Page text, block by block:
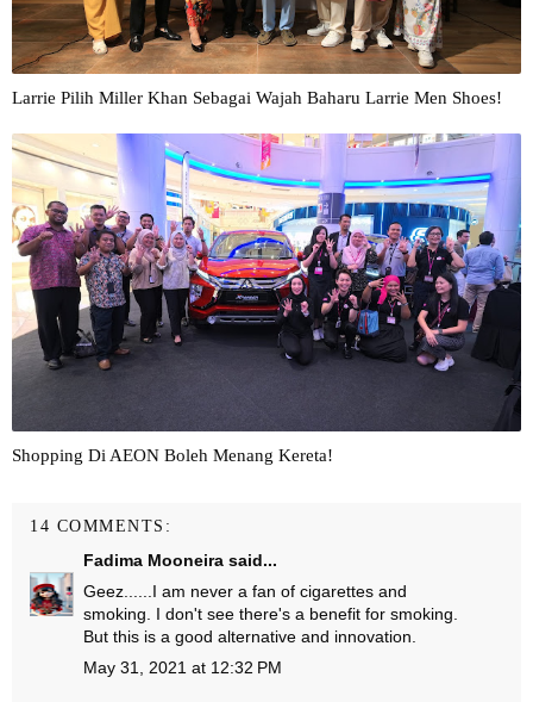
Larrie Pilih Miller Khan Sebagai Wajah Baharu Larrie Men Shoes!
Shopping Di AEON Boleh Menang Kereta!
14 COMMENTS:
Fadima Mooneira said...
Geez......I am never a fan of cigarettes and
smoking. I don't see there's a benefit for smoking.
But this is a good alternative and innovation.
May 31, 2021 at 12:32 PM